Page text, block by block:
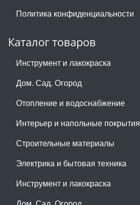
Политика конфиденциальности
Каталог товаров
Инструмент и лакокраска
Дом. Сад. Огород
Отопление и водоснабжение
Интерьер и напольные покрытия
Строительные материалы
Электрика и бытовая техника
Инструмент и лакокраска